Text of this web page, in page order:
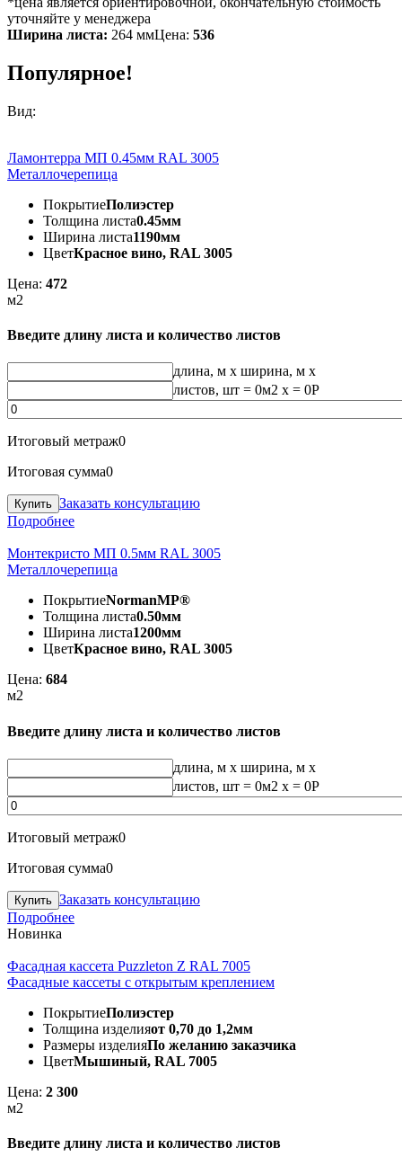
уточняйте у менеджера
Ширина листа: 264 ммЦена: 536
Популярное!
Вид:
Ламонтерра МП 0.45мм RAL 3005
Металлочерепица
ПокрытиеПолиэстер
Толщина листа0.45мм
Ширина листа1190мм
ЦветКрасное вино, RAL 3005
Цена: 472
м2
Введите длину листа и количество листов
длина, м x ширина, м x
листов, шт = 0м2 x = 0Р
Итоговый метраж0
Итоговая сумма0
Заказать консультацию
Подробнее
Монтекристо МП 0.5мм RAL 3005
Металлочерепица
ПокрытиеNormanMP®
Толщина листа0.50мм
Ширина листа1200мм
ЦветКрасное вино, RAL 3005
Цена: 684
м2
Введите длину листа и количество листов
длина, м x ширина, м x
листов, шт = 0м2 x = 0Р
Итоговый метраж0
Итоговая сумма0
Заказать консультацию
Подробнее
Новинка
Фасадная кассета Puzzleton Z RAL 7005
Фасадные кассеты с открытым креплением
ПокрытиеПолиэстер
Толщина изделияот 0,70 до 1,2мм
Размеры изделияПо желанию заказчика
ЦветМышиный, RAL 7005
Цена: 2 300
м2
Введите длину листа и количество листов